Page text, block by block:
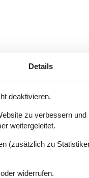
Details
deaktivieren.
zu verbessern und
weitergeleitet.
(zusätzlich zu
widerrufen.